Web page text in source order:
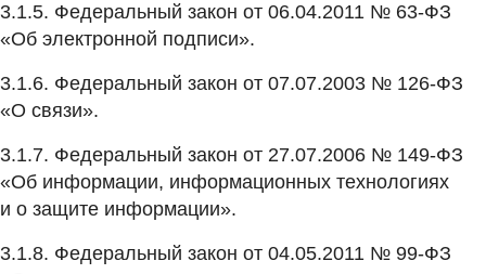
3.1.5. Федеральный закон от 06.04.2011 № 63-ФЗ
«Об электронной подписи».
3.1.6. Федеральный закон от 07.07.2003 № 126-ФЗ
«О связи».
3.1.7. Федеральный закон от 27.07.2006 № 149-ФЗ
«Об информации, информационных технологиях
и о защите информации».
3.1.8. Федеральный закон от 04.05.2011 № 99-ФЗ